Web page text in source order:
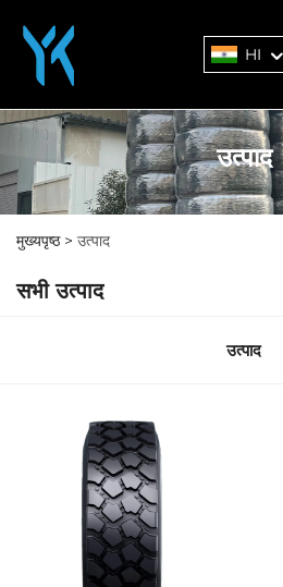
HI
उत्पाद
मुख्यपृष्ठ > उत्पाद
सभी उत्पाद
उत्पाद